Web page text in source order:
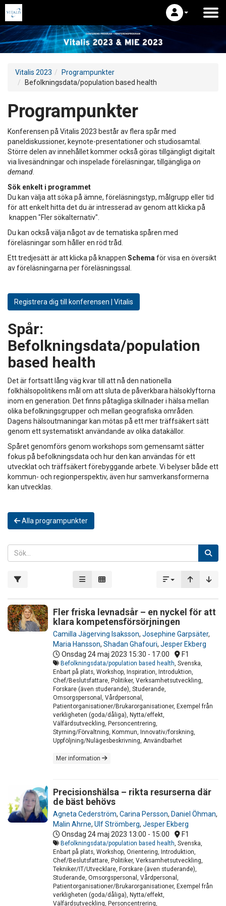
Vitalis 2023
Programpunkter
Befolkningsdata/population based health
Programpunkter
Konferensen på Vitalis 2023 består av flera spår med
paneldiskussioner, keynote-presentationer och studiosamtal.
Större delen av innehållet kommer också göras tillgängligt digitalt
via livesändningar och inspelade föreläsningar, tillgängliga on
demand
Sök enkelt i programmet
Du kan välja att söka på ämne, föreläsningstyp, målgrupp eller tid
för att enkelt hitta det du är intresserad av genom att klicka på
knappen "Fler sökalternativ".
Du kan också välja något av de tematiska spåren med
föreläsningar som håller en röd tråd.
Ett tredjesätt är att klicka på knappen Schema för visa en översikt
av föreläsningarna per föreläsningssal.
Registrera dig till konferensen | Vitalis
Spår:
Befolkningsdata/population
based health
Det är fortsatt lång väg kvar till att nå den nationella
folkhälsopolitikens mål om att sluta de påverkbara hälsoklyftorna
inom en generation. Det finns påtagliga skillnader i hälsa mellan
olika befolkningsgrupper och mellan geografiska områden.
Dagens hälsoutmaningar kan mötas på ett mer träffsäkert sätt
genom ett systematiskt användande av olika datakällor.
Spåret genomförs genom workshops som gemensamt sätter
fokus på befolkningsdata och hur den kan användas för ett
utvecklat och träffsäkert förebyggande arbete. Vi belyser både ett
kommun- och regionperspektiv, även hur samverkansformerna
kan utvecklas.
Alla programpunkter
Fler friska levnadsår – en nyckel för att
klara kompetensförsörjningen
Camilla Jägerving Isaksson, Josephine Garpsäter,
Maria Hansson, Shadan Ghafouri, Jesper Ekberg
Onsdag 24 maj 2023 15:30 - 17:00 F1
Befolkningsdata/population based health , Svenska,
Enbart på plats, Workshop, Inspiration, Introduktion,
Chef/Beslutsfattare, Politiker, Verksamhetsutveckling,
Forskare (även studerande), Studerande,
Omsorgspersonal, Vårdpersonal,
Patientorganisationer/Brukarorganisationer, Exempel från
verkligheten (goda/dåliga), Nytta/effekt,
Välfärdsutveckling, Personcentrering,
Styrning/Förvaltning, Kommun, Innovativ/forskning,
Uppföljning/Nulägesbeskrivning, Användbarhet
Mer information
Precisionshälsa – rikta resurserna där
de bäst behövs
Agneta Cederström, Carina Persson, Daniel Öhman,
Malin Ahrne, Ulf Strömberg, Jesper Ekberg
Onsdag 24 maj 2023 13:00 - 15:00 F1
Befolkningsdata/population based health , Svenska,
Enbart på plats, Workshop, Orientering, Introduktion,
Chef/Beslutsfattare, Politiker, Verksamhetsutveckling,
Tekniker/IT/Utvecklare, Forskare (även studerande),
Studerande, Omsorgspersonal, Vårdpersonal,
Patientorganisationer/Brukarorganisationer, Exempel från
verkligheten (goda/dåliga), Nytta/effekt,
Välfärdsutveckling, Personcentrering,